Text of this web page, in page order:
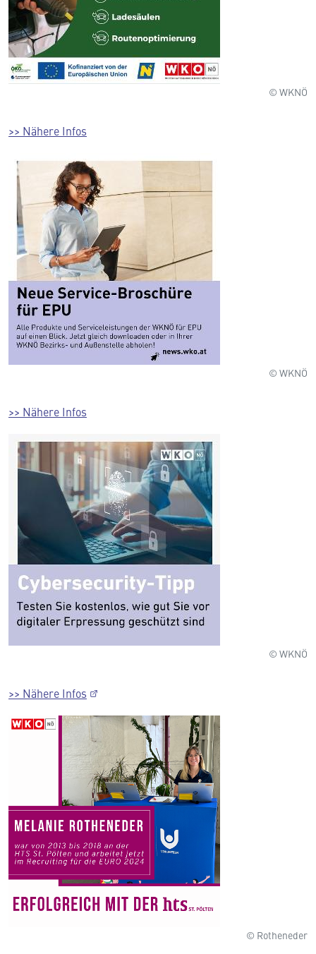
© WKNÖ
>> Nähere Infos
© WKNÖ
>> Nähere Infos
© WKNÖ
>> Nähere Infos
© Rotheneder